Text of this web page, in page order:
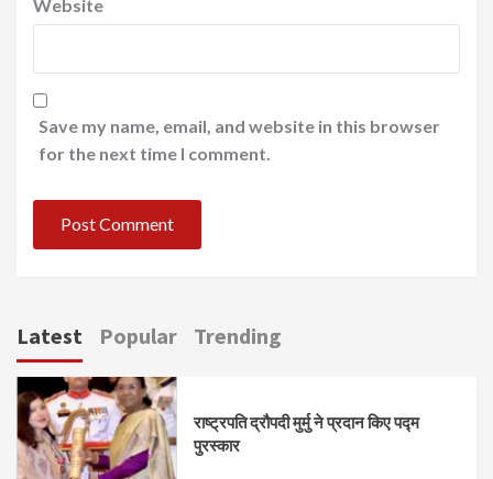
Website
Save my name, email, and website in this browser
for the next time I comment.
Latest Popular Trending
राष्ट्रपति द्रौपदी मुर्मु ने प्रदान किए पद्म
पुरस्कार